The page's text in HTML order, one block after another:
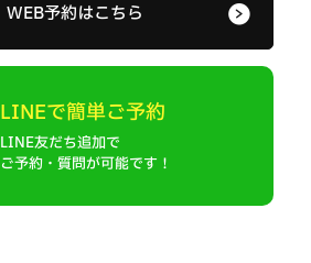
WEB予約はこちら
LINEで簡単ご予約
LINE友だち追加で
ご予約・質問が可能です！